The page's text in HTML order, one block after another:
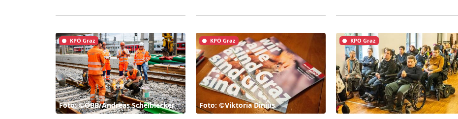
KPÖ Graz
Foto: ©ÖBB/Andreas Scheiblecker
KPÖ Graz
Foto: ©Viktoria Dinius
KPÖ Graz